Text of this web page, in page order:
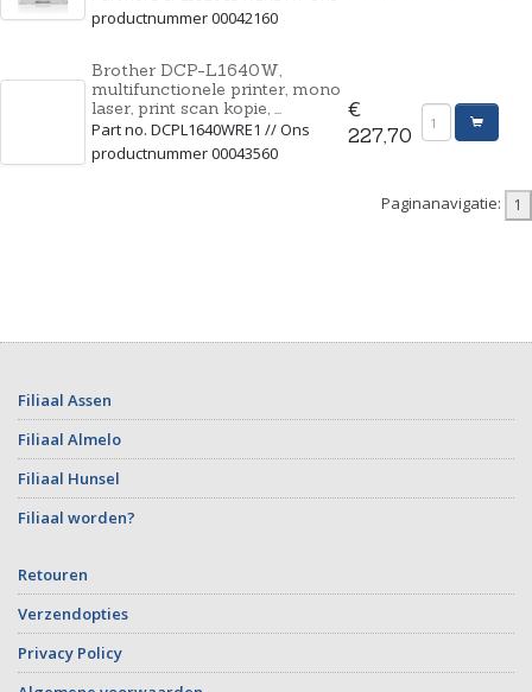
productnummer 00042160
Brother DCP-L1640W,
multifunctionele printer, mono
laser, print scan kopie, ...
Part no. DCPL1640WRE1 // Ons
productnummer 00043560
€
227,70
Paginanavigatie:
Filiaal Assen
Filiaal Almelo
Filiaal Hunsel
Filiaal worden?
Retouren
Verzendopties
Privacy Policy